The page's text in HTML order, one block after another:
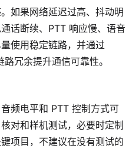
如果网络延迟过高、抖动明
话断续、PTT 响应慢、语音
使用稳定链路，并通过
冗余提升通信可靠性。
频电平和 PTT 控制方式可
对和样机测试，必要时定制
项目，不建议在没有测试的